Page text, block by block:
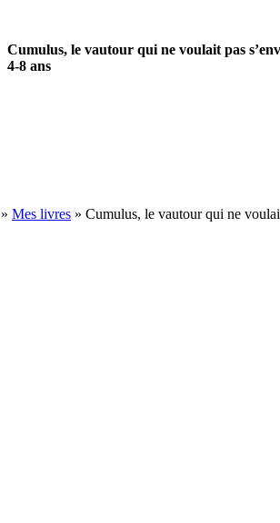
Cumulus, le vautour qui ne voulait pas
4-8 ans
Mes livres » Cumulus, le vautour qui ne